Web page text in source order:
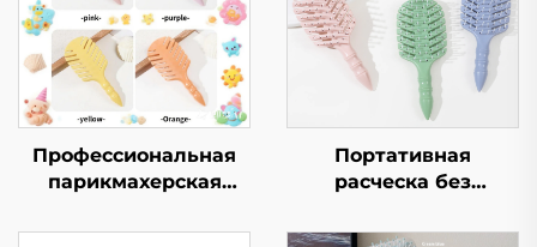
Профессиональная
парикмахерская
детей, макаронная
Портативная
расческа без
детей с густыми